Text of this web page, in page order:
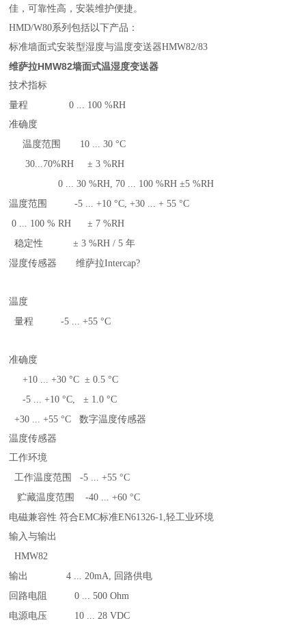
佳，可靠性高，安装维护便捷。
HMD/W80系列包括以下产品：
标准墙面式安装型湿度与温度变送器HMW82/83
维萨拉HMW82墙面式温湿度变送器
技术指标
量程
0 ... 100 %RH
准确度
温度范围
10 ... 30 °C
30...70%RH
± 3 %RH
0 ... 30 %RH, 70 ... 100 %RH ±5 %RH
温度范围
-5 ... +10 °C, +30 ... + 55 °C
0 ... 100 % RH
± 7 %RH
稳定性
± 3 %RH / 5 年
湿度传感器
维萨拉Intercap?
温度
量程
-5 ... +55 °C
准确度
+10 ... +30 °C ± 0.5 °C
-5 ... +10 °C,
± 1.0 °C
+30 ... +55 °C
数字温度传感器
温度传感器
工作环境
工作温度范围
-5 ... +55 °C
贮藏温度范围
-40 ... +60 °C
电磁兼容性 符合EMC标准EN61326-1,轻工业环境
输入与输出
HMW82
输出
4 ... 20mA, 回路供电
回路电阻
0 ... 500 Ohm
电源电压
10 ... 28 VDC